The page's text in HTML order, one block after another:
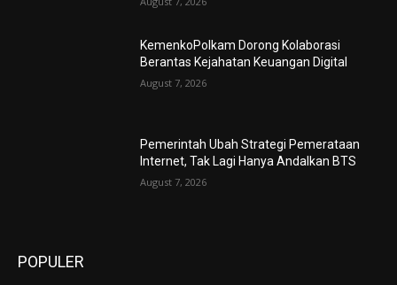
KemenkoPolkam Dorong Kolaborasi
Berantas Kejahatan Keuangan Digital
August 7, 2026
Pemerintah Ubah Strategi Pemerataan
Internet, Tak Lagi Hanya Andalkan BTS
August 7, 2026
POPULER